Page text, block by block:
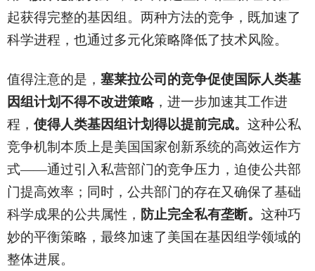
起获得完整的基因组。两种方法的竞争，既加速了
科学进程，也通过多元化策略降低了技术风险。
值得注意的是， 塞莱拉公司的竞争促使国际人类基
因组计划不得不改进策略，进一步加速其工作进
程， 使得人类基因组计划得以提前完成。 这种公私
竞争机制本质上是美国国家创新系统的高效运作方
式——通过引入私营部门的竞争压力，迫使公共部
门提高效率；同时，公共部门的存在又确保了基础
科学成果的公共属性， 防止完全私有垄断。 这种巧
妙的平衡策略，最终加速了美国在基因组学领域的
整体进展。